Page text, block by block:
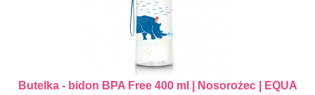
Butelka - bidon BPA Free 400 ml | Nosorożec | EQUA